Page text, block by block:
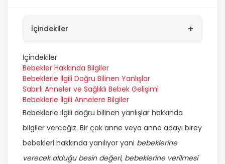
İçindekiler +
İçindekiler
Bebekler Hakkında Bilgiler
Bebeklerle İlgili Doğru Bilinen Yanlışlar
Sabırlı Anneler ve Sağlıklı Bebek Gelişimi
Bebeklerle İlgili Annelere Bilgiler
Bebeklerle ilgili doğru bilinen yanlışlar hakkında
bilgiler verceğiz. Bir çok anne veya anne adayı birey
bebekleri hakkında yanılıyor yani bebeklerine
verecek olduğu besin değeri, bebeklerine verilmesi